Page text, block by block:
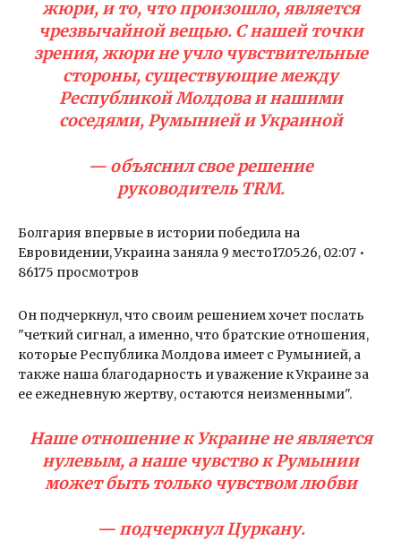
жюри, и то, что произошло, является
чрезвычайной вещью. С нашей точки
зрения, жюри не учло чувствительные
стороны, существующие между
Республикой Молдова и нашими
соседями, Румынией и Украиной
— объяснил свое решение
руководитель TRM.
Болгария впервые в истории победила на
Евровидении, Украина заняла 9 место17.05.26, 02:07 •
86175 просмотров
Он подчеркнул, что своим решением хочет послать
"четкий сигнал, а именно, что братские отношения,
которые Республика Молдова имеет с Румынией, а
также наша благодарность и уважение к Украине за
ее ежедневную жертву, остаются неизменными".
Наше отношение к Украине не является
нулевым, а наше чувство к Румынии
может быть только чувством любви
— подчеркнул Цуркану.